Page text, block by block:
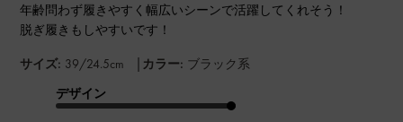
年齢問わず履きやすく幅広いシーンで活躍してくれそう！
脱ぎ履きもしやすいです！
サイズ: 39/24.5cm | カラー: ブラック系
デザイン